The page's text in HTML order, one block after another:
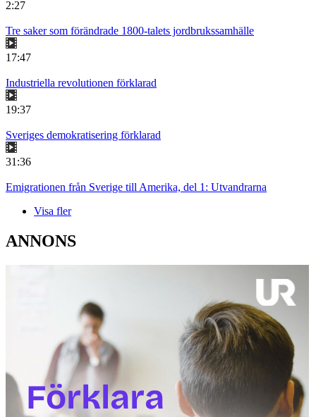
2:27
Tre saker som förändrade 1800-talets jordbrukssamhälle
17:47
Industriella revolutionen förklarad
19:37
Sveriges demokratisering förklarad
31:36
Emigrationen från Sverige till Amerika, del 1: Utvandrarna
Visa fler
ANNONS